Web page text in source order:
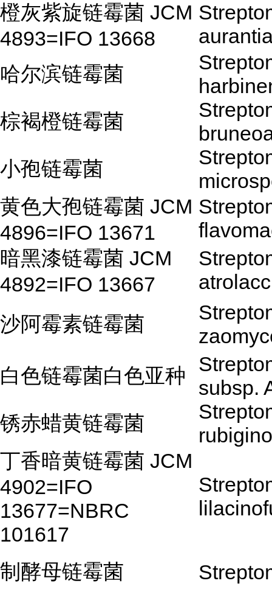
橙灰紫旋链霉菌 JCM
4893=IFO 13668
哈尔滨链霉菌
棕褐橙链霉菌
小孢链霉菌
黄色大孢链霉菌 JCM
4896=IFO 13671
暗黑漆链霉菌 JCM
4892=IFO 13667
沙阿霉素链霉菌
白色链霉菌白色亚种
subsp.
锈赤蜡黄链霉菌
丁香暗黄链霉菌 JCM
4902=IFO
13677=NBRC
101617
制酵母链霉菌